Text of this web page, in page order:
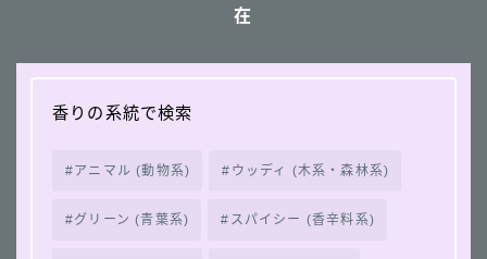
在
香りの系統で検索
アニマル (動物系) ウッディ (木系・森林系)
グリーン (青葉系) スパイシー (香辛料系)